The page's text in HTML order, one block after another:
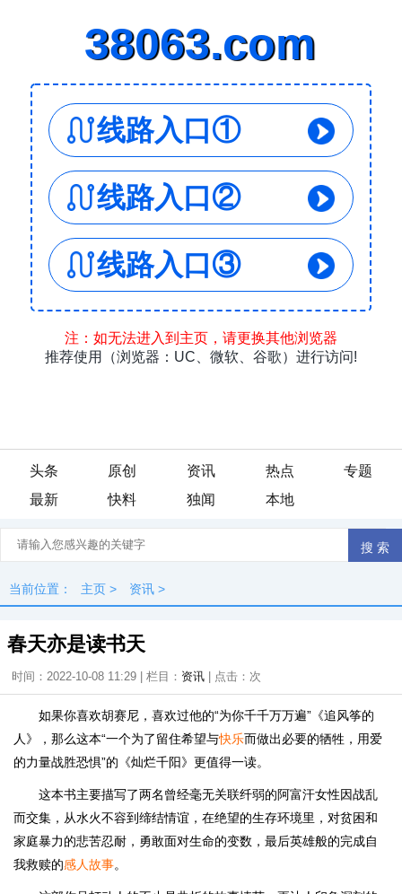
头条 原创 资讯 热点
专题
最新
快料 独闻 本地
当前位置： 主页 > 资讯 >
春天亦是读书天
时间：2022-10-08 11:29 | 栏目： 资讯 | 点击： 次
如果你喜欢胡赛尼，喜欢过他的“为你千千万万遍”《追风筝的
人》，那么这本“一个为了留住希望与快乐而做出必要的牺牲，用爱
的力量战胜恐惧”的《灿烂千阳》更值得一读。
这本书主要描写了两名曾经毫无关联纤弱的阿富汗女性因战乱
而交集，从水火不容到缔结情谊，在绝望的生存环境里，对贫困和
家庭暴力的悲苦忍耐，勇敢面对生命的变数，最后英雄般的完成自
我救赎的感人故事。